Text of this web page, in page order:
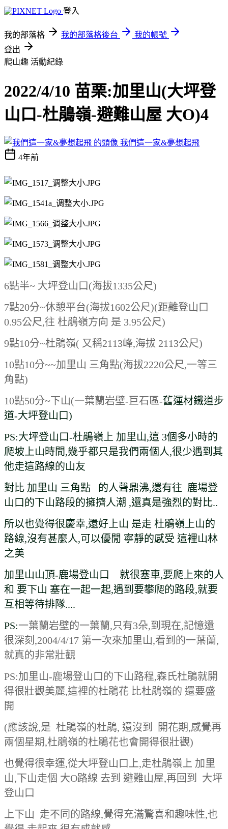
登入
我的部落格 我的部落格後台
我的帳號
登出
爬山趣 活動紀錄
2022/4/10 苗栗:加里山(大坪登
山口-杜鵑嶺-避難山屋 大O)4
我們這一家&夢想起飛
4年前
6點半~ 大坪登山口(海拔1335公尺)
7點20分~休憩平台(海拔1602公尺)(距離登山口
0.95公尺,往 杜鵑嶺方向 是 3.95公尺)
9點10分~杜鵑嶺( 又稱2113峰,海拔 2113公尺)
10點10分~~加里山 三角點(海拔2220公尺,一等三
角點)
10點50分~下山(一葉蘭岩壁-巨石區-舊運材鐵道步
道-大坪登山口)
PS:大坪登山口-杜鵑嶺上 加里山,這 3個多小時的
爬坡上山時間,幾乎都只是我們兩個人,很少遇到其
他走這路線的山友
對比 加里山 三角點 的人聲鼎沸,還有往 鹿場登
山口的下山路段的擁擠人潮 ,還真是強烈的對比..
所以也覺得很慶幸,還好上山 是走 杜鵑嶺上山的
路線,沒有甚麼人,可以優閒 寧靜的感受 這裡山林
之美
加里山山頂-鹿場登山口 就很塞車,要爬上來的人
和 要下山 塞在一起一起,遇到要攀爬的路段,就要
互相等待排隊....
PS:一葉蘭岩壁的一葉蘭,只有3朵,到現在,記憶還
很深刻,2004/4/17 第一次來加里山,看到的一葉蘭,
就真的非常壯觀
PS:加里山-鹿場登山口的下山路程,森氏杜鵑就開
得很壯觀美麗,這裡的杜鵑花 比杜鵑嶺的 還要盛
開
(應該說,是 杜鵑嶺的杜鵑, 還沒到 開花期,感覺再
兩個星期,杜鵑嶺的杜鵑花也會開得很壯觀)
也覺得很幸運,從大坪登山口上,走杜鵑嶺上 加里
山,下山走個 大O路線 去到 避難山屋,再回到 大坪
登山口
上下山 走不同的路線,覺得充滿驚喜和趣味性,也